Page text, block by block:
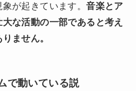
が起きています。音楽とア
な活動の一部であると考え
ません。
で動いている説